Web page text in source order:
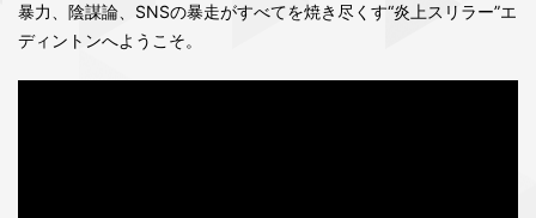
暴力、陰謀論、SNSの暴走がすべてを焼き尽くす“炎上スリラー”エ
ディントンへようこそ。